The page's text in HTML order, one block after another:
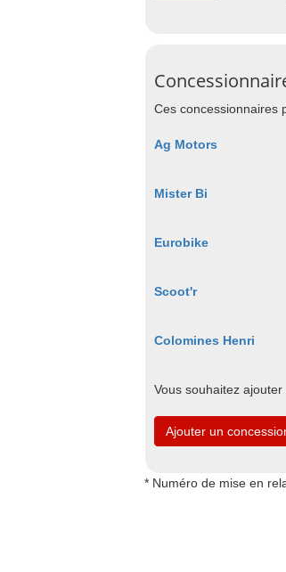
Ces concessionnaires
Ag Motors
Mister Bi
Eurobike
Scoot'r
Colomines Henri
Vous souhaitez
Ajouter un
* Numéro de mise en